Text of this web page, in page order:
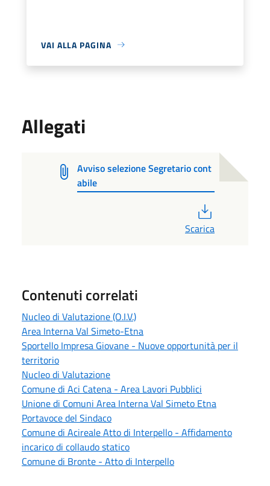
VAI ALLA PAGINA
Allegati
Avviso selezione Segretario cont
abile
Scarica
Contenuti correlati
Nucleo di Valutazione (O.I.V.)
Area Interna Val Simeto-Etna
Sportello Impresa Giovane - Nuove opportunità per il
territorio
Nucleo di Valutazione
Comune di Aci Catena - Area Lavori Pubblici
Unione di Comuni Area Interna Val Simeto Etna
Portavoce del Sindaco
Comune di Acireale Atto di Interpello - Affidamento
incarico di collaudo statico
Comune di Bronte - Atto di Interpello